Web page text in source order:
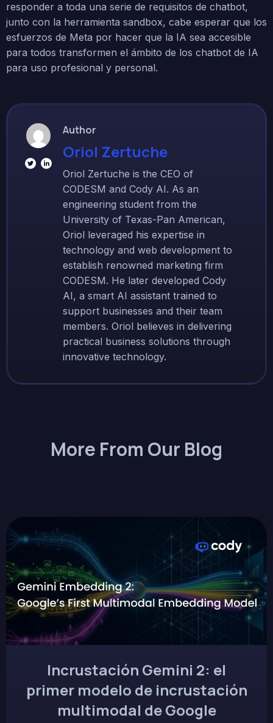
responder a toda una serie de requisitos de chatbot,
junto con la herramienta sandbox, cabe esperar que los
esfuerzos de Meta por hacer que la IA sea accesible
para todos transformen el ámbito de los chatbot de IA
para uso profesional y personal.
Author
Oriol Zertuche
Oriol Zertuche is the CEO of
CODESM and Cody AI. As an
engineering student from the
University of Texas-Pan American,
Oriol leveraged his expertise in
technology and web development to
establish renowned marketing firm
CODESM. He later developed Cody
AI, a smart AI assistant trained to
support businesses and their team
members. Oriol believes in delivering
practical business solutions through
innovative technology.
More From Our Blog
Incrustación Gemini 2: el
primer modelo de incrustación
multimodal de Google